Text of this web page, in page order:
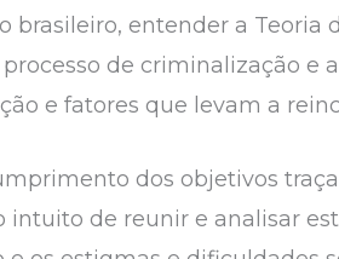
entender a Teoria
de criminalização e
e fatores que levam a
dos objetivos
de reunir e analisar